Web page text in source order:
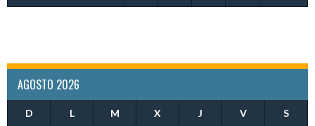
AGOSTO 2026
D L M X J V S